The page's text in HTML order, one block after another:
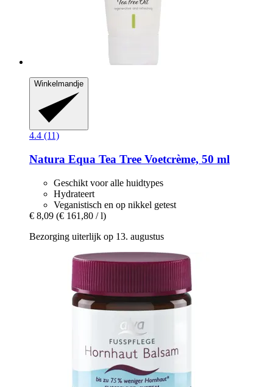
Winkelmandje
4.4 (11)
Natura Equa Tea Tree Voetcrème, 50 ml
Geschikt voor alle huidtypes
Hydrateert
Veganistisch en op nikkel getest
€ 8,09 (€ 161,80 / l)
Bezorging uiterlijk op 13. augustus